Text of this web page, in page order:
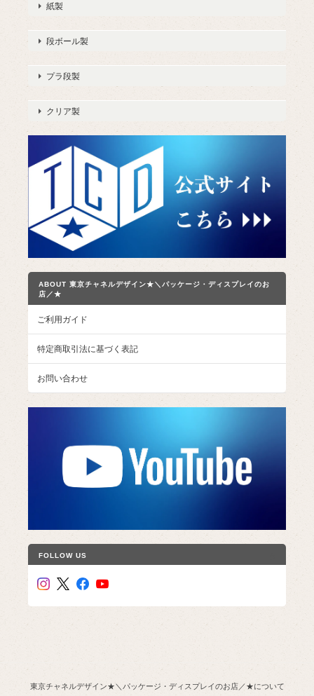
紙製
段ボール製
プラ段製
クリア製
ABOUT 東京チャネルデザイン★＼パッケージ・ディスプレイのお
店／★
ご利用ガイド
特定商取引法に基づく表記
お問い合わせ
FOLLOW US
東京チャネルデザイン★＼パッケージ・ディスプレイのお店／★について